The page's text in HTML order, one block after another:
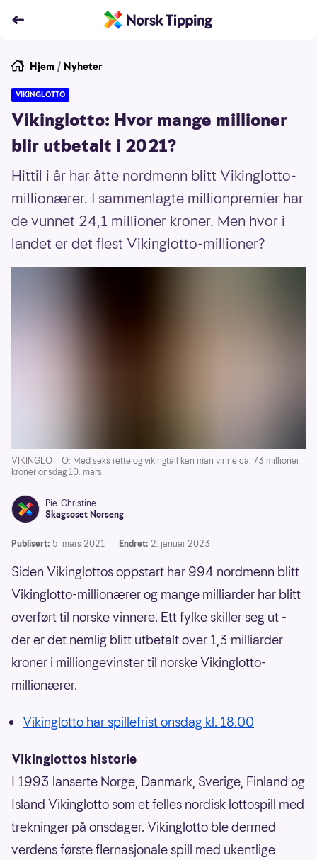
Hjem / Nyheter
VIKINGLOTTO
Vikinglotto: Hvor mange millioner
blir utbetalt i 2021?
Hittil i år har åtte nordmenn blitt Vikinglotto-
millionærer. I sammenlagte millionpremier har
de vunnet 24,1 millioner kroner. Men hvor i
landet er det flest Vikinglotto-millioner?
VIKINGLOTTO: Med seks rette og vikingtall kan man vinne ca. 73 millioner
kroner onsdag 10. mars.
Pie-Christine
Skagsoset Norseng
Publisert: 5. mars 2021 Endret: 2. januar 2023
Siden Vikinglottos oppstart har 994 nordmenn blitt
Vikinglotto-millionærer og mange milliarder har blitt
overført til norske vinnere. Ett fylke skiller seg ut -
der er det nemlig blitt utbetalt over 1,3 milliarder
kroner i milliongevinster til norske Vikinglotto-
millionærer.
Vikinglotto har spillefrist onsdag kl. 18.00
Vikinglottos historie
I 1993 lanserte Norge, Danmark, Sverige, Finland og
Island Vikinglotto som et felles nordisk lottospill med
trekninger på onsdager. Vikinglotto ble dermed
verdens første flernasjonale spill med ukentlige